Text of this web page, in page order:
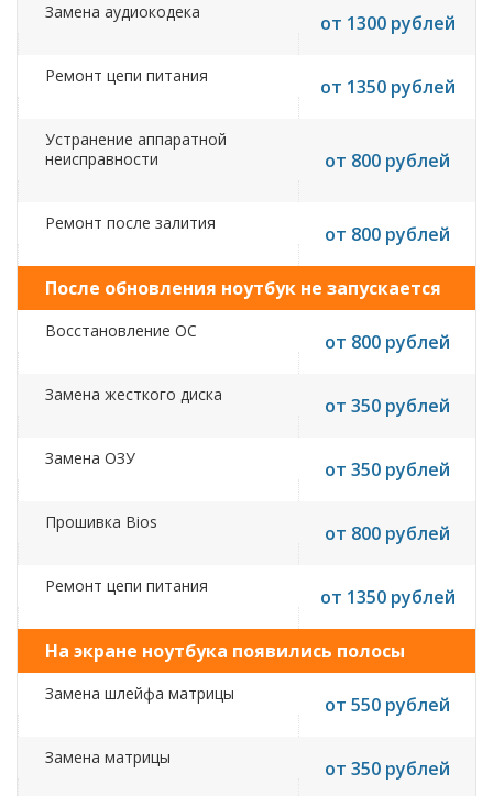
Замена аудиокодека от 1300 рублей
Ремонт цепи питания от 1350 рублей
Устранение аппаратной
неисправности
от 800 рублей
Ремонт после залития от 800 рублей
После обновления ноутбук не запускается
Восстановление ОС от 800 рублей
Замена жесткого диска от 350 рублей
Замена ОЗУ от 350 рублей
Прошивка Bios от 800 рублей
Ремонт цепи питания от 1350 рублей
На экране ноутбука появились полосы
Замена шлейфа матрицы от 550 рублей
Замена матрицы от 350 рублей